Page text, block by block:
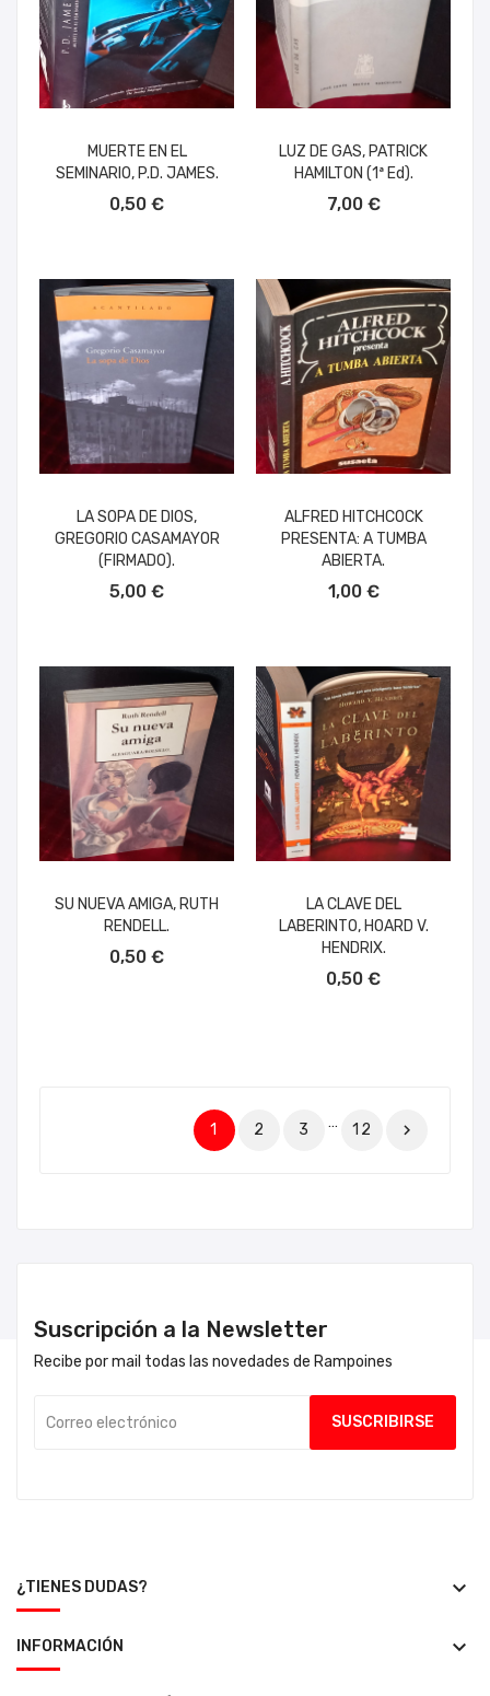
MUERTE EN EL
SEMINARIO, P.D. JAMES.
0,50 €
LUZ DE GAS, PATRICK
HAMILTON (1ª Ed).
7,00 €
LA SOPA DE DIOS,
GREGORIO CASAMAYOR
(FIRMADO).
5,00 €
ALFRED HITCHCOCK
PRESENTA: A TUMBA
ABIERTA.
1,00 €
SU NUEVA AMIGA, RUTH
RENDELL.
0,50 €
LA CLAVE DEL
LABERINTO, HOARD V.
HENDRIX.
0,50 €
1 2 3 … 12 
Suscripción a la Newsletter
Recibe por mail todas las novedades de Rampoines
¿TIENES DUDAS? keyboard_arrow_down
INFORMACIÓN keyboard_arrow_down